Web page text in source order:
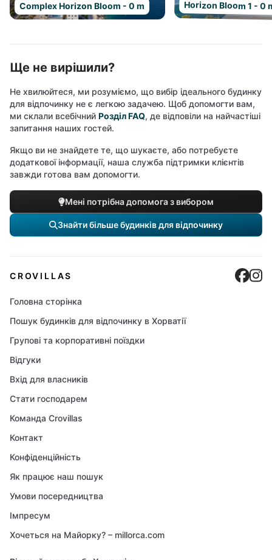
Complex Horizon Bloom - 0 m Horizon Bloom 1 - 0
Ще не вирішили?
Не хвилюйтеся, ми розуміємо, що вибір ідеального будинку
для відпочинку не є легкою задачею. Щоб допомогти вам,
ми склали всебічний Розділ FAQ, де відповіли на найчастіші
запитання наших гостей.
Якщо ви не знайдете те, що шукаєте, або потребуєте
додаткової інформації, наша служба підтримки клієнтів
завжди готова вам допомогти.
Мені потрібна допомога з вибором
Знайти більше будинків для відпочинку
CROVILLAS
Головна сторінка
Пошук будинків для відпочинку в Хорватії
Групові та корпоративні поїздки
Відгуки
Вхід для власників
Стати господарем
Команда Crovillas
Контакт
Конфіденційність
Як працює наш пошук
Умови посередництва
Імпресум
Хочеться на Майорку? – millorca.com